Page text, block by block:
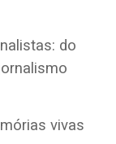
do
vivas